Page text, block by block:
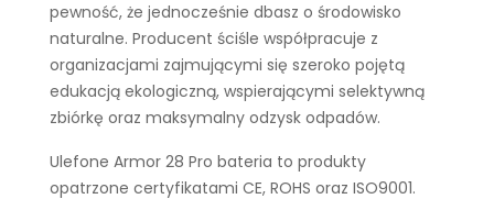
pewność, że jednocześnie dbasz o środowisko
naturalne. Producent ściśle współpracuje z
organizacjami zajmującymi się szeroko pojętą
edukacją ekologiczną, wspierającymi selektywną
zbiórkę oraz maksymalny odzysk odpadów.
Ulefone Armor 28 Pro bateria to produkty
opatrzone certyfikatami CE, ROHS oraz ISO9001.